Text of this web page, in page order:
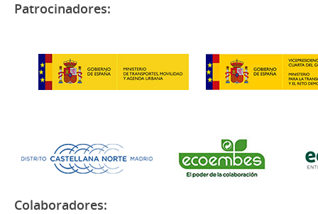
Patrocinadores:
Colaboradores: